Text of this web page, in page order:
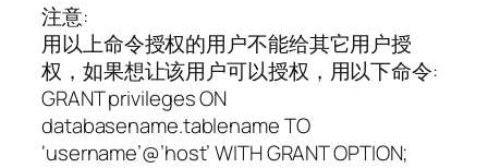
注意:
用以上命令授权的用户不能给其它用户授
权，如果想让该用户可以授权，用以下命令:
GRANT privileges ON
databasename.tablename TO
‘username’@’host’ WITH GRANT OPTION;